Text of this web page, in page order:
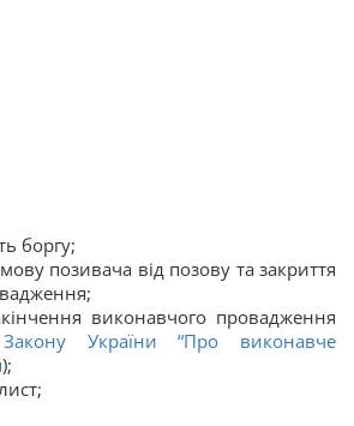
боргу;
позивача від позову та закриття
виконавчого провадження
України “Про виконавче
);